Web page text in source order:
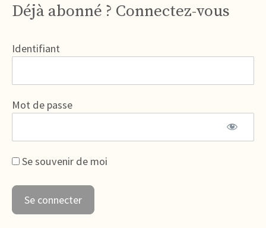
Déjà abonné ? Connectez-vous
Identifiant
Mot de passe
Se souvenir de moi